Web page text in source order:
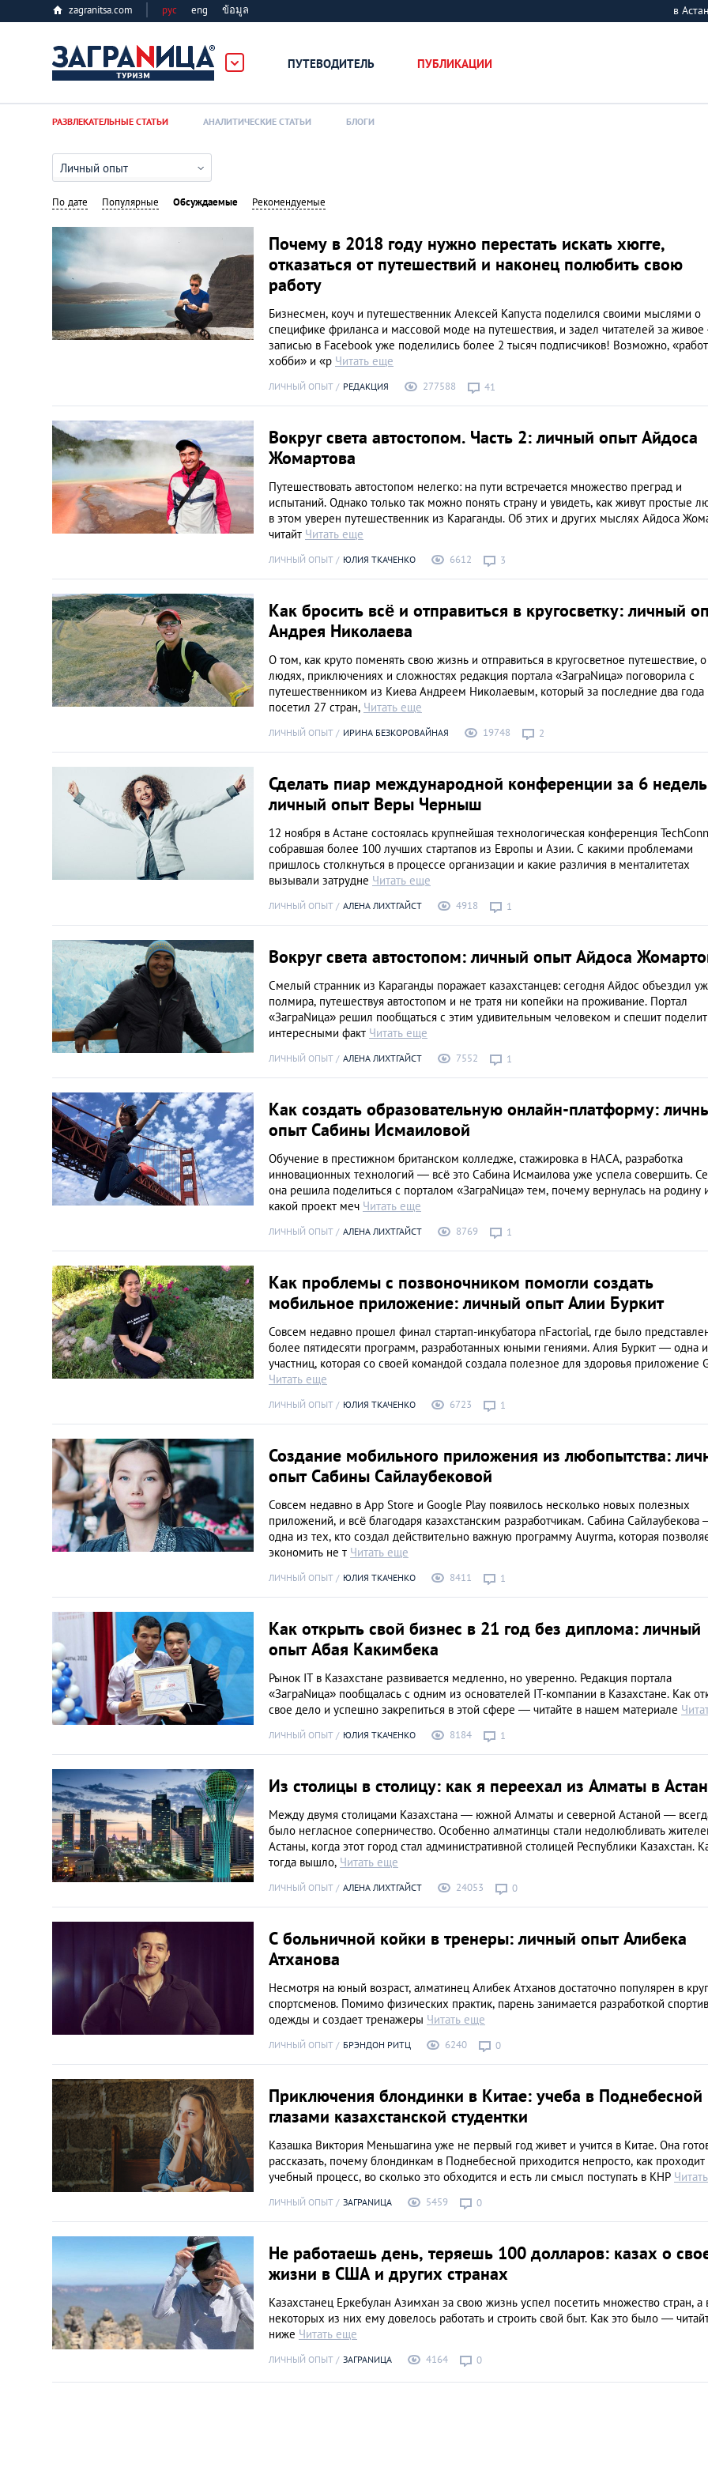
zagranitsa.com рус eng ข้อมูล в
ПУТЕВОДИТЕЛЬ ПУБЛИКАЦИИ
Афины
Лондон
Лос-Анджелес
Москва
Париж
Паттайя
Пхукет
Санкт-Петербург
РАЗВЛЕКАТЕЛЬНЫЕ СТАТЬИ АНАЛИТИЧЕСКИЕ СТАТЬИ БЛОГИ
Личный опыт
По дате Популярные Обсуждаемые Рекомендуемые
Почему в 2018 году нужно перестать искать хюгге,
отказаться от путешествий и наконец полюбить свою
работу
Бизнесмен, коуч и путешественник Алексей Капуста поделился своими мыслями о
специфике фриланса и массовой моде на путешествия, и задел читателей за
записью в Facebook уже поделились более 2 тысяч подписчиков! Возможно,
хобби» и «р Читать еще
ЛИЧНЫЙ ОПЫТ РЕДАКЦИЯ 277588 41
Вокруг света автостопом. Часть 2: личный опыт Айдоса
Жомартова
Путешествовать автостопом нелегко: на пути встречается множество преград и
испытаний. Однако только так можно понять страну и увидеть, как живут простые
в этом уверен путешественник из Караганды. Об этих и других мыслях Айдоса
читайт Читать еще
ЛИЧНЫЙ ОПЫТ ЮЛИЯ ТКАЧЕНКО 6612 3
Как бросить всё и отправиться в кругосветку: личный
Андрея Николаева
О том, как круто поменять свою жизнь и отправиться в кругосветное путешествие, о
людях, приключениях и сложностях редакция портала «ЗаграNица» поговорила с
путешественником из Киева Андреем Николаевым, который за последние два года
посетил 27 стран, Читать еще
ЛИЧНЫЙ ОПЫТ ИРИНА БЕЗКОРОВАЙНАЯ 19748 2
Сделать пиар международной конференции за 6
личный опыт Веры Черныш
12 ноября в Астане состоялась крупнейшая технологическая конференция
собравшая более 100 лучших стартапов из Европы и Азии. С какими проблемами
пришлось столкнуться в процессе организации и какие различия в менталитетах
вызывали затрудне Читать еще
ЛИЧНЫЙ ОПЫТ АЛЕНА ЛИХТГАЙСТ 4918 1
Вокруг света автостопом: личный опыт Айдоса
Смелый странник из Караганды поражает казахстанцев: сегодня Айдос объездил
полмира, путешествуя автостопом и не тратя ни копейки на проживание. Портал
«ЗаграNица» решил пообщаться с этим удивительным человеком и спешит
интересными факт Читать еще
ЛИЧНЫЙ ОПЫТ АЛЕНА ЛИХТГАЙСТ 7552 1
Как создать образовательную онлайн-платформу:
опыт Сабины Исмаиловой
Обучение в престижном британском колледже, стажировка в НАСА, разработка
инновационных технологий — всё это Сабина Исмаилова уже успела совершить.
она решила поделиться с порталом «ЗаграNица» тем, почему вернулась на родину
какой проект меч Читать еще
ЛИЧНЫЙ ОПЫТ АЛЕНА ЛИХТГАЙСТ 8769 1
Как проблемы с позвоночником помогли создать
мобильное приложение: личный опыт Алии Буркит
Совсем недавно прошел финал стартап-инкубатора nFactorial, где было
более пятидесяти программ, разработанных юными гениями. Алия Буркит — одна
участниц, которая со своей командой создала полезное для здоровья приложение
Читать еще
ЛИЧНЫЙ ОПЫТ ЮЛИЯ ТКАЧЕНКО 6723 1
Создание мобильного приложения из любопытства:
опыт Сабины Сайлаубековой
Совсем недавно в App Store и Google Play появилось несколько новых полезных
приложений, и всё благодаря казахстанским разработчикам. Сабина Сайлаубекова
одна из тех, кто создал действительно важную программу Auyrma, которая
экономить не т Читать еще
ЛИЧНЫЙ ОПЫТ ЮЛИЯ ТКАЧЕНКО 8411 1
Как открыть свой бизнес в 21 год без диплома: личный
опыт Абая Какимбека
Рынок IT в Казахстане развивается медленно, но уверенно. Редакция портала
«ЗаграNица» пообщалась с одним из основателей IT-компании в Казахстане. Как
свое дело и успешно закрепиться в этой сфере — читайте в нашем материале
ЛИЧНЫЙ ОПЫТ ЮЛИЯ ТКАЧЕНКО 8184 1
Из столицы в столицу: как я переехал из Алматы в
Между двумя столицами Казахстана — южной Алматы и северной Астаной —
было негласное соперничество. Особенно алматинцы стали недолюбливать
Астаны, когда этот город стал административной столицей Республики Казахстан.
тогда вышло, Читать еще
ЛИЧНЫЙ ОПЫТ АЛЕНА ЛИХТГАЙСТ 24053 0
С больничной койки в тренеры: личный опыт Алибека
Атханова
Несмотря на юный возраст, алматинец Алибек Атханов достаточно популярен в
спортсменов. Помимо физических практик, парень занимается разработкой
одежды и создает тренажеры Читать еще
ЛИЧНЫЙ ОПЫТ БРЭНДОН РИТЦ 6240 0
Приключения блондинки в Китае: учеба в Поднебесной
глазами казахстанской студентки
Казашка Виктория Меньшагина уже не первый год живет и учится в Китае. Она
рассказать, почему блондинкам в Поднебесной приходится непросто, как проходит
учебный процесс, во сколько это обходится и есть ли смысл поступать в КНР
ЛИЧНЫЙ ОПЫТ ЗАГРАNИЦА 5459 0
Не работаешь день, теряешь 100 долларов: казах о
жизни в США и других странах
Казахстанец Еркебулан Азимхан за свою жизнь успел посетить множество стран, а
некоторых из них ему довелось работать и строить свой быт. Как это было —
ниже Читать еще
ЛИЧНЫЙ ОПЫТ ЗАГРАNИЦА 4164 0
всем мире
LIFESTYLE